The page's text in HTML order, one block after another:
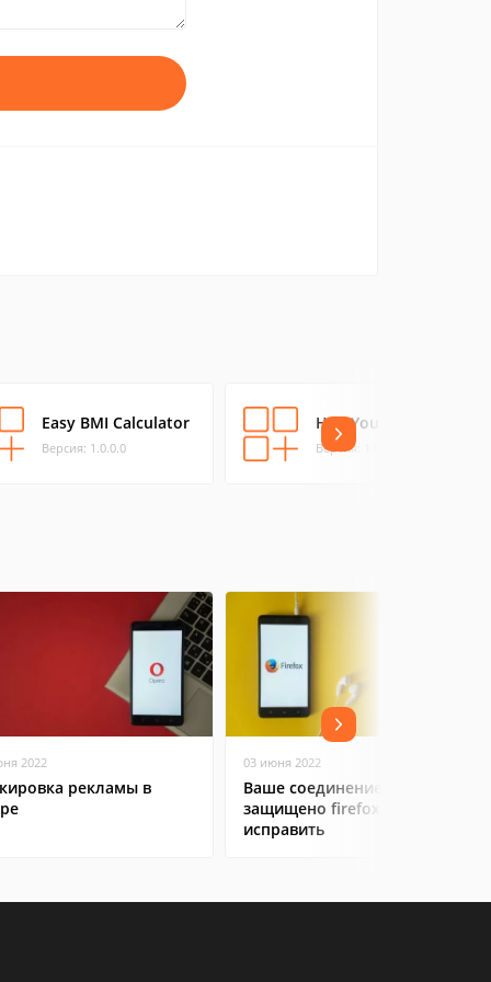
Easy BMI Calculator
Версия: 1.0.0.0
HelpYouSleep
Версия: 1.0.0.0
2022
рекламы в
03 июня 2022
Ваше соединение не
защищено firefox: как
исправить